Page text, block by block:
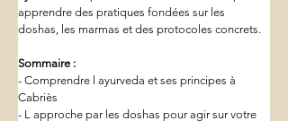
apprendre des pratiques fondées sur les
doshas, les marmas et des protocoles concrets.
Sommaire :
- Comprendre l ayurveda et ses principes à
Cabriès
- L approche par les doshas pour agir sur votre